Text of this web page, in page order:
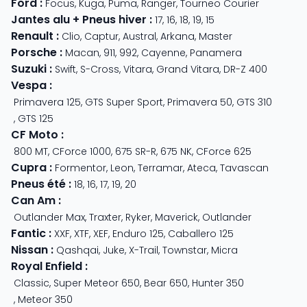
Focus, Kuga, Puma, Ranger, Tourneo Courier
Jantes alu + Pneus hiver : 17, 16, 18, 19, 15
Renault : Clio, Captur, Austral, Arkana, Master
Porsche : Macan, 911, 992, Cayenne, Panamera
Suzuki : Swift, S-Cross, Vitara, Grand Vitara, DR-Z 400
Vespa :
Primavera 125, GTS Super Sport, Primavera 50, GTS 310
, GTS 125
CF Moto :
800 MT, CForce 1000, 675 SR-R, 675 NK, CForce 625
Cupra : Formentor, Leon, Terramar, Ateca, Tavascan
Pneus été : 18, 16, 17, 19, 20
Can Am :
Outlander Max, Traxter, Ryker, Maverick, Outlander
Fantic : XXF, XTF, XEF, Enduro 125, Caballero 125
Nissan : Qashqai, Juke, X-Trail, Townstar, Micra
Royal Enfield :
Classic, Super Meteor 650, Bear 650, Hunter 350
, Meteor 350